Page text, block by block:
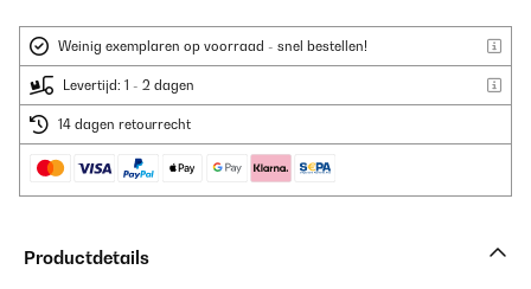
Weinig exemplaren op voorraad - snel bestellen!
Levertijd: 1 - 2 dagen
14 dagen retourrecht
Productdetails